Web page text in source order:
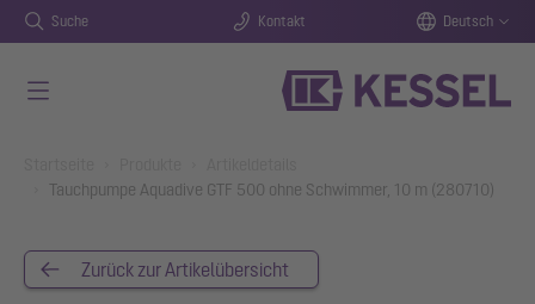
Suche Kontakt Deutsch
Tauchpumpe Aquadive GTF 500 ohne Schwimmer, 10 m (280710)
Zurück zur Artikelübersicht